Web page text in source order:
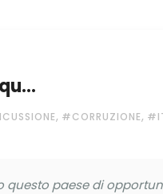
, #CORRUZIONE,
questo paese di